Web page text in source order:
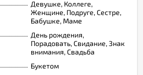
Девушке, Коллеге,
Женщине, Подруге, Сестре,
Бабушке, Маме
День рождения,
Порадовать, Свидание, Знак
внимания, Свадьба
Букетом